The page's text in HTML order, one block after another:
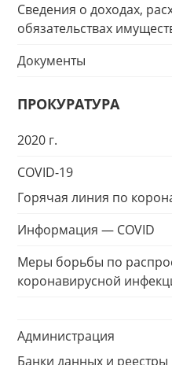
Сведения о доходах,
обязательствах
Документы
ПРОКУРАТУРА
2020 г.
COVID-19
Горячая линия по
Информация — COVID
Меры борьбы по
коронавирусной
Администрация
Банки данных и реестры